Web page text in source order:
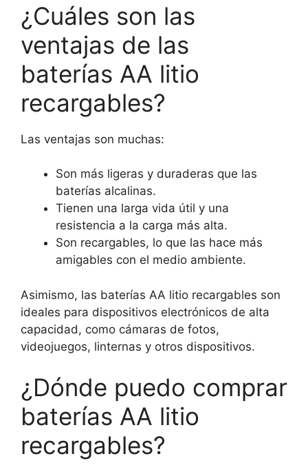
¿Cuáles son las
ventajas de las
baterías AA litio
recargables?
Las ventajas son muchas:
Son más ligeras y duraderas que las
baterías alcalinas.
Tienen una larga vida útil y una
resistencia a la carga más alta.
Son recargables, lo que las hace más
amigables con el medio ambiente.
Asimismo, las baterías AA litio recargables son
ideales para dispositivos electrónicos de alta
capacidad, como cámaras de fotos,
videojuegos, linternas y otros dispositivos.
¿Dónde puedo comprar
baterías AA litio
recargables?